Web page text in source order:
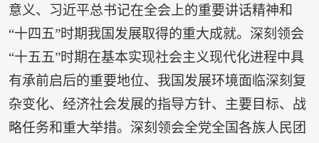
意义、习近平总书记在全会上的重要讲话精神和
“十四五”时期我国发展取得的重大成就。深刻领会
“十五五”时期在基本实现社会主义现代化进程中具
有承前启后的重要地位、我国发展环境面临深刻复
杂变化、经济社会发展的指导方针、主要目标、战
略任务和重大举措。深刻领会全党全国各族人民团